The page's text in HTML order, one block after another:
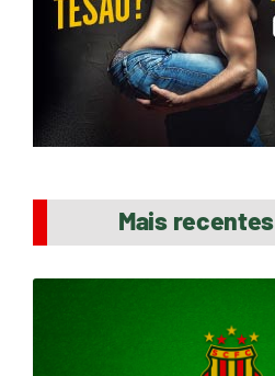
Mais recentes